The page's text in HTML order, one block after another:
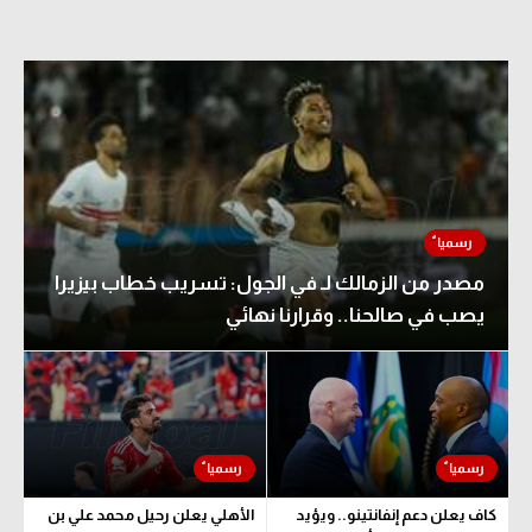
في المونديال
رياضة نسائية
آسيا
ركن الألعاب
Gamers
ميركاتو
تحقيق في الجول
تقرير في الجول
مصدر من الزمالك لـ في الجول: تسريب خطاب بيزيرا
يصب في صالحنا.. وقرارنا نهائي
كاف يعلن دعم إنفانتينو.. ويؤيد
الأهلي يعلن رحيل محمد علي بن